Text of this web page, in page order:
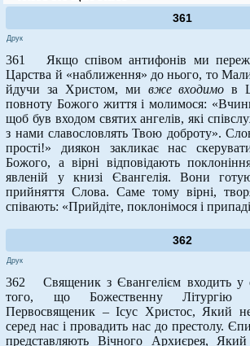
361
Друк
361 Якщо співом антифонів ми
Царства й «наближення» до нього, то
йдучи за Христом, ми вже входимо в
повноту Божого життя і молимося:
щоб був входом святих ангелів, які
з нами славословлять Твою доброту».
прості!» диякон закликає нас
Божого, а вірні відповідають
явленій у книзі Євангелія. Вони
прийняття Слова. Саме тому вірні,
співають: «Прийдіте, поклонімося і
362
Друк
362 Священик з Євангелієм входить у
того, що Божественну Літургію
Первосвященик – Ісус Христос, Який
серед нас і провадить нас до престолу.
представляють Вічного Архиєрея,